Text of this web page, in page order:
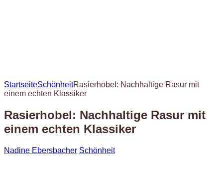
StartseiteSchönheitRasierhobel: Nachhaltige Rasur mit
einem echten Klassiker
Rasierhobel: Nachhaltige Rasur mit
einem echten Klassiker
Nadine Ebersbacher Schönheit